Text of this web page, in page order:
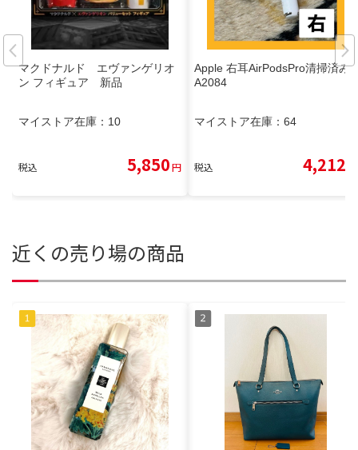
マクドナルド エヴァンゲリオ
ン フィギュア 新品
マイストア在庫： 10
税込 5,850円
Apple 右耳AirPodsPro清掃済み
A2084
マイストア在庫： 64
税込 4,212
近くの売り場の商品